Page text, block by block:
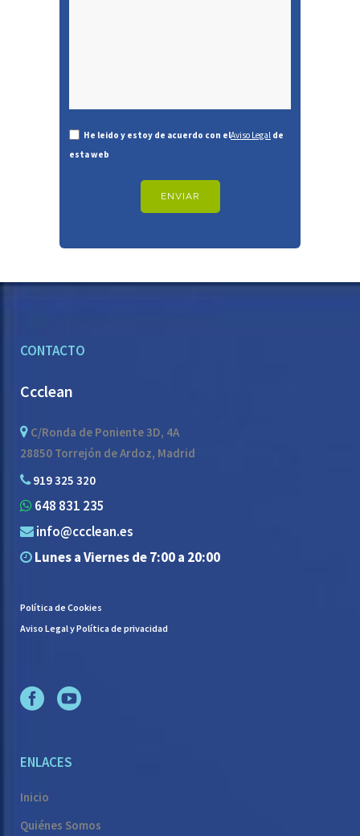
He leido y estoy de acuerdo con elAviso Legal de
esta web
CONTACTO
Ccclean
C/Ronda de Poniente 3D, 4A
28850 Torrejón de Ardoz, Madrid
919 325 320
648 831 235
info@ccclean.es
Lunes a Viernes de 7:00 a 20:00
Política de Cookies
Aviso Legal y Política de privacidad
ENLACES
Inicio
Quiénes Somos